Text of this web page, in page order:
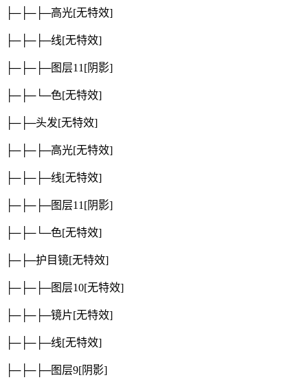
├─├─├─高光[无特效]
├─├─├─线[无特效]
├─├─├─图层11 [阴影]
├─├─└─色[无特效]
├─├─头发[无特效]
├─├─├─高光[无特效]
├─├─├─线[无特效]
├─├─├─图层11 [阴影]
├─├─└─色[无特效]
├─├─护目镜[无特效]
├─├─├─图层10[无特效]
├─├─├─镜片[无特效]
├─├─├─线[无特效]
├─├─├─图层9[阴影]